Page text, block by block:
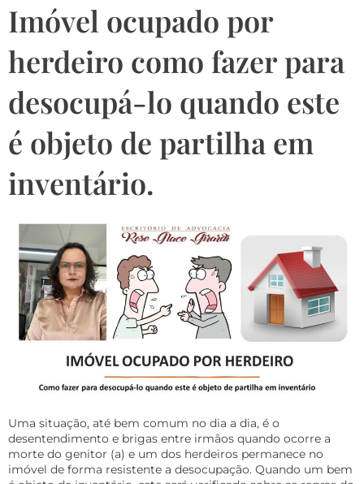
Imóvel ocupado por
herdeiro como fazer para
desocupá-lo quando este
é objeto de partilha em
inventário.
Uma situação, até bem comum no dia a dia, é o
desentendimento e brigas entre irmãos quando ocorre a
morte do genitor (a) e um dos herdeiros permanece no
imóvel de forma resistente a desocupação. Quando um bem